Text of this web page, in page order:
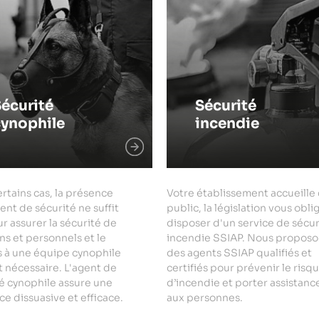
cas, la présence
de sécurité ne suffit
assurer la sécurité de
et personnels et le
à une équipe cynophile
nécessaire. L'agent de
cynophile assure une
dissuasive et efficace.
Sécurité
incendie
Votre établissement accueille
public, la législation vous
disposer d'un service de
incendie SSIAP. Nous
des agents SSIAP qualifiés et
certifiés pour prévenir le
d’incendie et porter
aux personnes.